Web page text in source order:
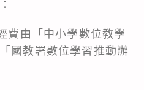
費由「中小學數位教學
國教署數位學習推動辦